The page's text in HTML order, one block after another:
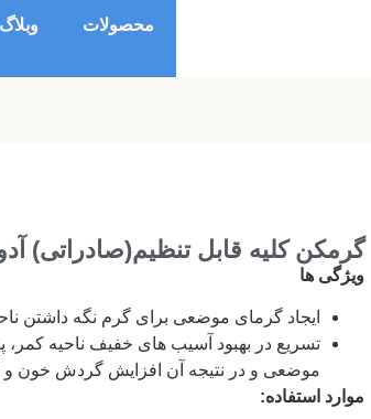
محصولات وبلاگ
گرمکن کلیه قابل تنظیم(صادراتی) آدور کد
ویژگی ها
ایجاد گرمای موضعی برای گرم نگه داشتن
تسریع در بهبود آسیب های خفیف ناحیه کمر،
موضعی و در نتیجه آن افزایش گردش خون و
موارد استفاده: